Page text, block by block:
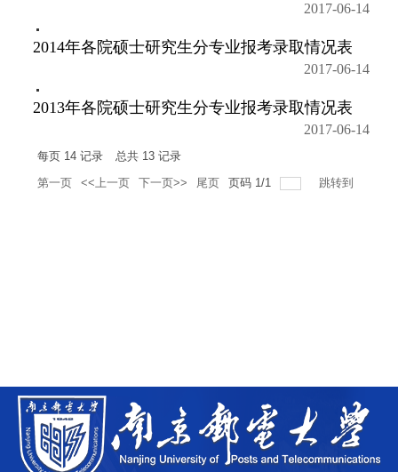
2017-06-14
2014年各院硕士研究生分专业报考录取情况表
2017-06-14
2013年各院硕士研究生分专业报考录取情况表
2017-06-14
每页 14 记录 总共 13 记录
第一页
<<上一页 下一页>> 尾页 页码 1/1 跳转到